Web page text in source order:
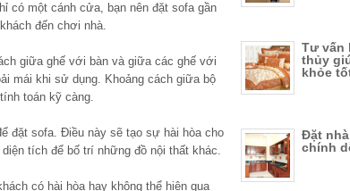
có một cánh cửa, bạn nên đặt sofa gần
đến chơi nhà.
giữa ghế với bàn và giữa các ghế với
mái khi sử dụng. Khoảng cách giữa bộ
toán kỹ càng.
đặt sofa. Điều này sẽ tạo sự hài hòa cho
tích để bố trí những đồ nội thất khác.
có hài hòa hay không thể hiện qua
Tư vấn
thủy
khỏe
Đặt
chính